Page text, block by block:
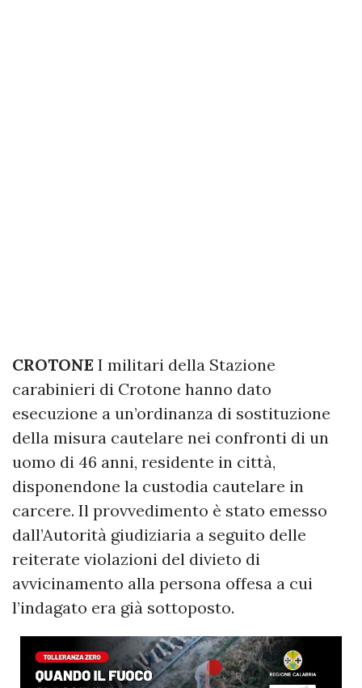
CROTONE I militari della Stazione
carabinieri di Crotone hanno dato
esecuzione a un’ordinanza di sostituzione
della misura cautelare nei confronti di un
uomo di 46 anni, residente in città,
disponendone la custodia cautelare in
carcere. Il provvedimento è stato emesso
dall’Autorità giudiziaria a seguito delle
reiterate violazioni del divieto di
avvicinamento alla persona offesa a cui
l’indagato era già sottoposto.